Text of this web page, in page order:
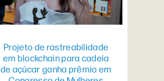
Projeto de rastreabilidade
em blockchain para cadeia
de açúcar ganha prêmio em